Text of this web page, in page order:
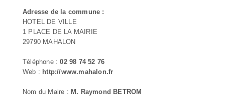
Adresse de la commune :
HOTEL DE VILLE
1 PLACE DE LA MAIRIE
29790 MAHALON
Téléphone :02 98 74 52 76
Web : http://www.mahalon.fr
Nom du Maire : M. Raymond BETROM